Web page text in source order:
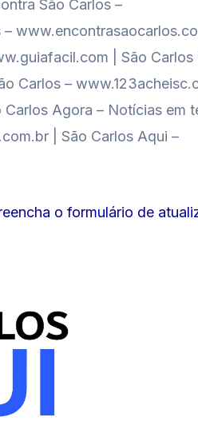
São Carlos –
| São Carlos
Carlos –
Agora – Notícias em
| São Carlos Aqui –
o formulário de